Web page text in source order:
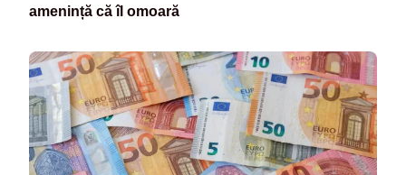
amenință că îl omoară